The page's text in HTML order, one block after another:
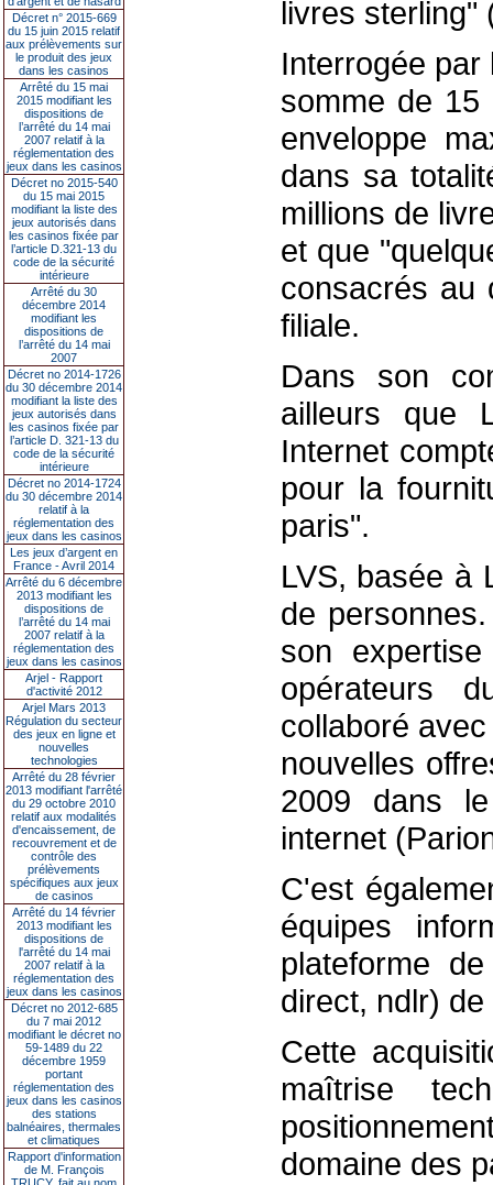
Décret n° 2015-669
du 15 juin 2015 relatif
aux prélèvements sur
le produit des jeux
dans les casinos
Arrêté du 15 mai
2015 modifiant les
dispositions de
l’arrêté du 14 mai
2007 relatif à la
réglementation des
jeux dans les casinos
Décret no 2015-540
du 15 mai 2015
modifiant la liste des
jeux autorisés dans
les casinos fixée par
l’article D.321-13 du
code de la sécurité
intérieure
Arrêté du 30
décembre 2014
modifiant les
dispositions de
l’arrêté du 14 mai
2007
Décret no 2014-1726
du 30 décembre 2014
modifiant la liste des
jeux autorisés dans
les casinos fixée par
l’article D. 321-13 du
code de la sécurité
intérieure
Décret no 2014-1724
du 30 décembre 2014
relatif à la
réglementation des
jeux dans les casinos
Les jeux d’argent en
France - Avril 2014
Arrêté du 6 décembre
2013 modifiant les
dispositions de
l’arrêté du 14 mai
2007 relatif à la
réglementation des
jeux dans les casinos
Arjel - Rapport
d'activité 2012
Arjel Mars 2013
Régulation du secteur
des jeux en ligne et
nouvelles
technologies
Arrêté du 28 février
2013 modifiant l'arrêté
du 29 octobre 2010
relatif aux modalités
d'encaissement, de
recouvrement et de
contrôle des
prélèvements
spécifiques aux jeux
de casinos
Arrêté du 14 février
2013 modifiant les
dispositions de
l'arrêté du 14 mai
2007 relatif à la
réglementation des
jeux dans les casinos
Décret no 2012-685
du 7 mai 2012
modifiant le décret no
59-1489 du 22
décembre 1959
portant
réglementation des
jeux dans les casinos
des stations
balnéaires, thermales
et climatiques
Rapport d'information
de M. François
livres sterling"
Interrogée par
somme de 15
enveloppe
dans sa
millions de
et que
consacrés au
filiale.
Dans son
ailleurs que
Internet
pour la
paris".
LVS, basée à
de
son
opérateurs
collaboré
nouvelles
2009 dans
internet
C'est
équipes
plateforme
direct, ndlr)
Cette
maîtrise
domaine des